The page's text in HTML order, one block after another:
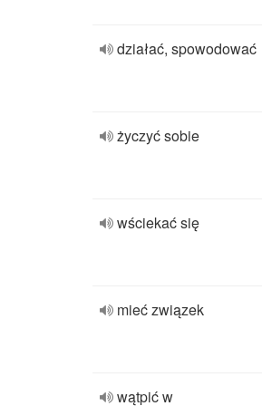
działać, spowodować
życzyć sobie
wściekać się
mieć związek
wątpić w